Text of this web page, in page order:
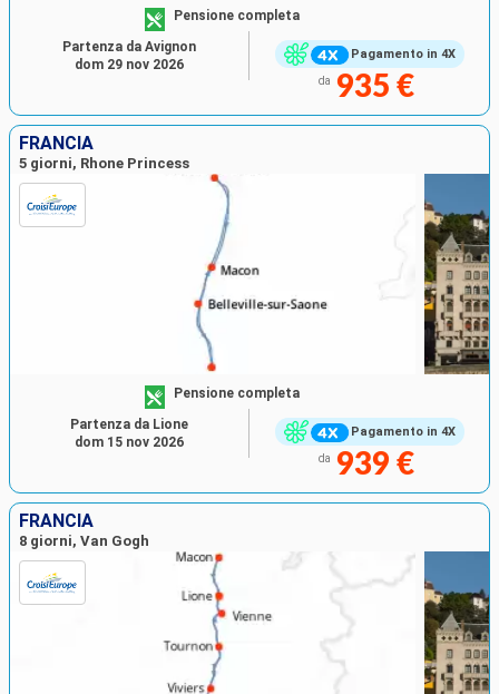
Pagamento in 4X
Pensione completa
da 935 €
Partenza da Avignon
dom 29 nov 2026
FRANCIA
5 giorni, Rhone Princess
Pagamento in 4X
Pensione completa
da 939 €
Partenza da Lione
dom 15 nov 2026
FRANCIA
8 giorni, Van Gogh